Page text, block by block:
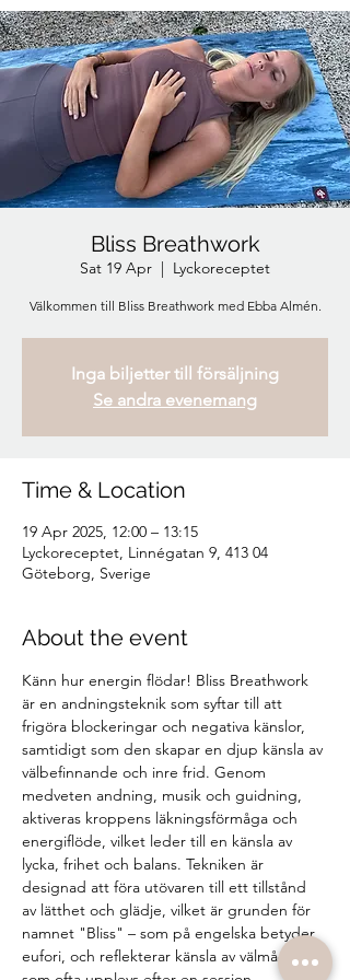
Bliss Breathwork
Sat 19 Apr
  |
Lyckoreceptet
Välkommen till Bliss Breathwork med Ebba Almén.
Inga biljetter till försäljning
Se andra evenemang
Time & Location
19 Apr 2025, 12:00 – 13:15
Lyckoreceptet, Linnégatan 9, 413 04
Göteborg, Sverige
About the event
Känn hur energin flödar! Bliss Breathwork
är en andningsteknik som syftar till att
frigöra blockeringar och negativa känslor,
samtidigt som den skapar en djup känsla av
välbefinnande och inre frid. Genom
medveten andning, musik och guidning,
aktiveras kroppens läkningsförmåga och
energiflöde, vilket leder till en känsla av
lycka, frihet och balans. Tekniken är
designad att föra utövaren till ett tillstånd
av lätthet och glädje, vilket är grunden för
namnet "Bliss" – som på engelska betyder
eufori, och reflekterar känsla av välmående